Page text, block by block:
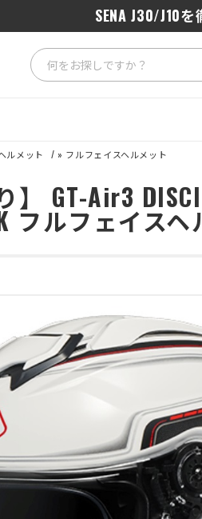
SENA J30/J10
ルメット » フルフェイスヘルメット
】 GT-Air3
フルフェイス